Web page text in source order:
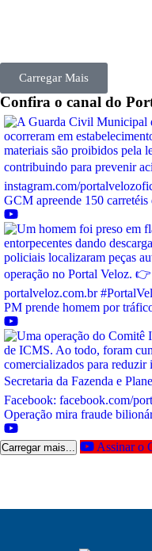
Carregar Mais
Confira o canal do
GCM apreende 150 carretéis
PM prende homem por
Operação mira fraude
Carregar mais... Assinar o